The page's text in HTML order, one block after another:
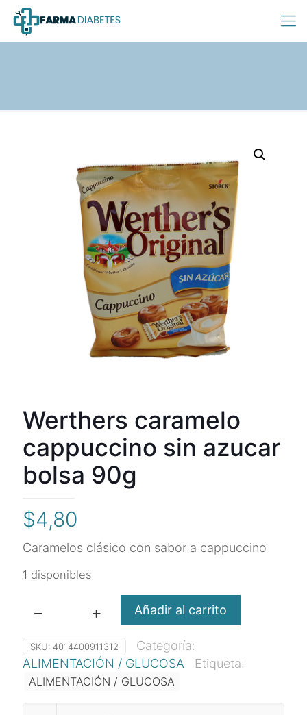
Werthers caramelo
cappuccino sin azucar
bolsa 90g
$4,80
Caramelos clásico con sabor a cappuccino
1 disponibles
Werthers
cappuccino
sin
azucar
Añadir al carrito
SKU: 4014400911312
Categoría:
ALIMENTACIÓN / GLUCOSA
Etiqueta:
ALIMENTACIÓN / GLUCOSA